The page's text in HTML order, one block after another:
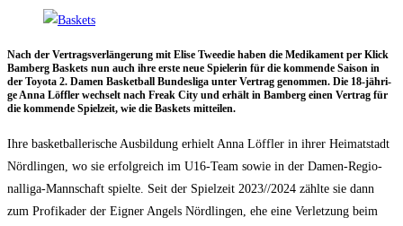
Nach der Ver­trags­ver­län­ge­rung mit Eli­se Tweed­ie haben die Medi­ka­ment per Klick
Bam­berg Bas­kets nun auch ihre ers­te neue Spie­le­rin für die kom­men­de Sai­son in
der Toyo­ta 2. Damen Bas­ket­ball Bun­des­li­ga unter Ver­trag genom­men. Die 18-jäh­ri­
ge Anna Löff­ler wech­selt nach Freak City und erhält in Bam­berg einen Ver­trag für
die kom­men­de Spiel­zeit, wie die Bas­kets mitteilen.
Ihre bas­ket­bal­le­ri­sche Aus­bil­dung erhielt Anna Löff­ler in ihrer Hei­mat­stadt
Nörd­lin­gen, wo sie erfolg­reich im U16-Team sowie in der Damen-Regio­
nal­li­ga-Mann­schaft spiel­te. Seit der Spiel­zeit 2023/​/​2024 zähl­te sie dann
zum Pro­fi­ka­der der Eig­ner Angels Nörd­lin­gen, ehe eine Ver­let­zung beim